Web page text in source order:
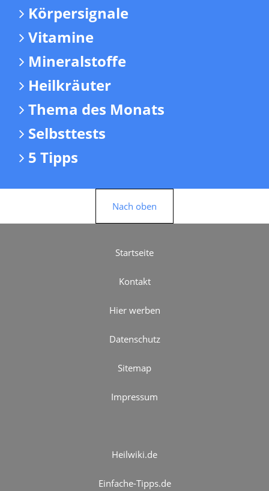
Körpersignale
Vitamine
Mineralstoffe
Heilkräuter
Thema des Monats
Selbsttests
5 Tipps
Nach oben
Startseite
Kontakt
Hier werben
Datenschutz
Sitemap
Impressum
Heilwiki.de
Einfache-Tipps.de